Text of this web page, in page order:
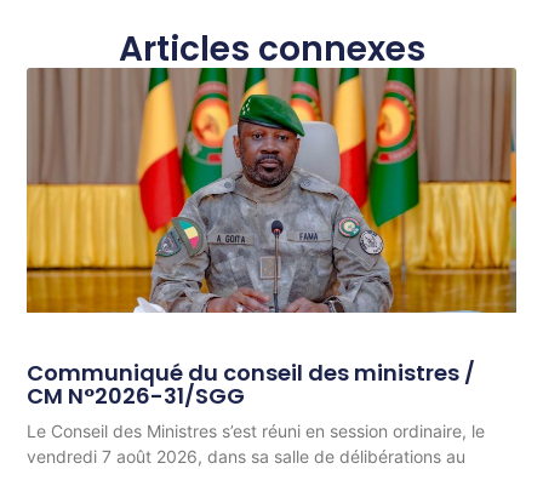
Articles connexes
Communiqué du conseil des ministres /
CM N°2026-31/SGG
Le Conseil des Ministres s’est réuni en session ordinaire, le
vendredi 7 août 2026, dans sa salle de délibérations au